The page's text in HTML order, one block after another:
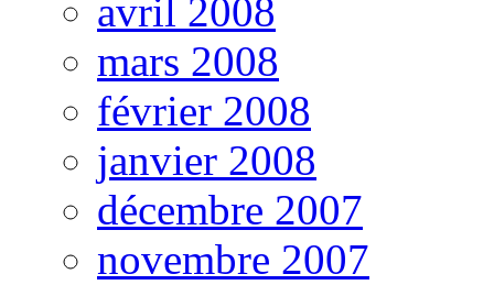
avril 2008
mars 2008
février 2008
janvier 2008
décembre 2007
novembre 2007